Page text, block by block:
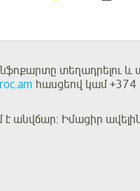
տեղադրելու և
հասցեով կամ
անվճար: Իմացիր